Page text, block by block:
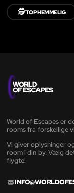
🕵️TOPHEMMELIG
World of Escapes er
rooms fra forskellige
Vi giver oplysninger
room i din by. Vælg
flygte!